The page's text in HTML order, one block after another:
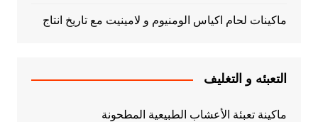
ماكينات لحام اكياس الومنيوم و لامينيت مع تاريخ انتاج
التعبئه و التغليف
ماكينة تعبئة الأعشاب الطبيعية المطحونة